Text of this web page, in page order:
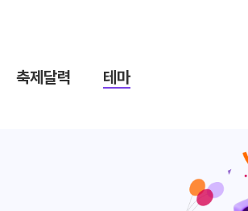
축제달력 테마